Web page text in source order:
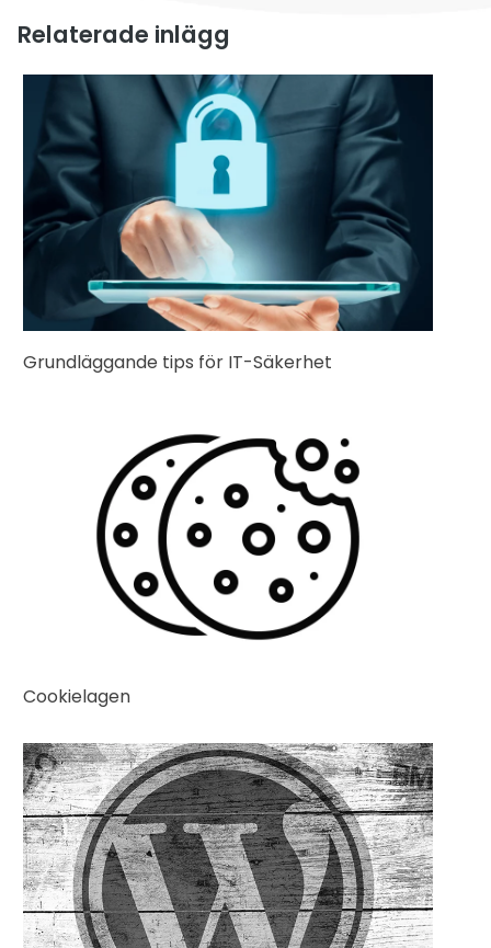
Relaterade inlägg
Grundläggande tips för IT-Säkerhet
Cookielagen